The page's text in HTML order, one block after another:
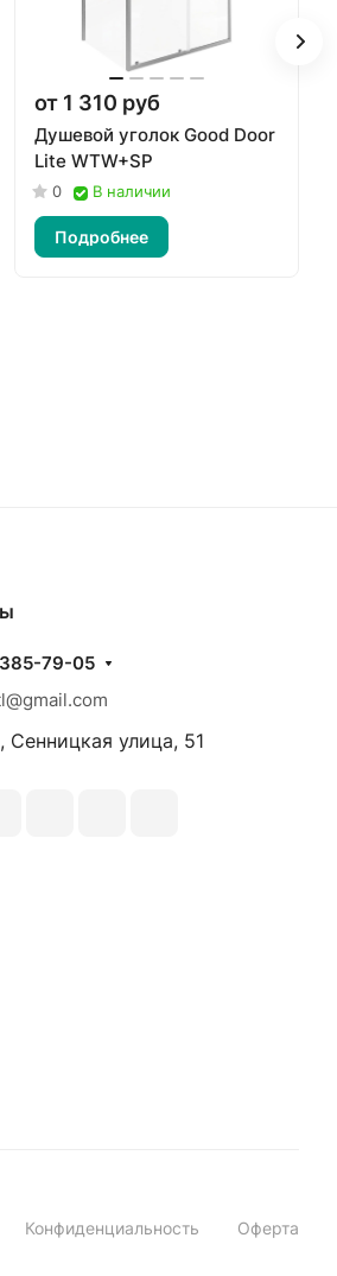
от 1 310 руб
Душевой уголок Good Door
Lite WTW+SP
0 В наличии
Подробнее
79-05
Сенницкая улица, 51
Конфиденциальность Оферта